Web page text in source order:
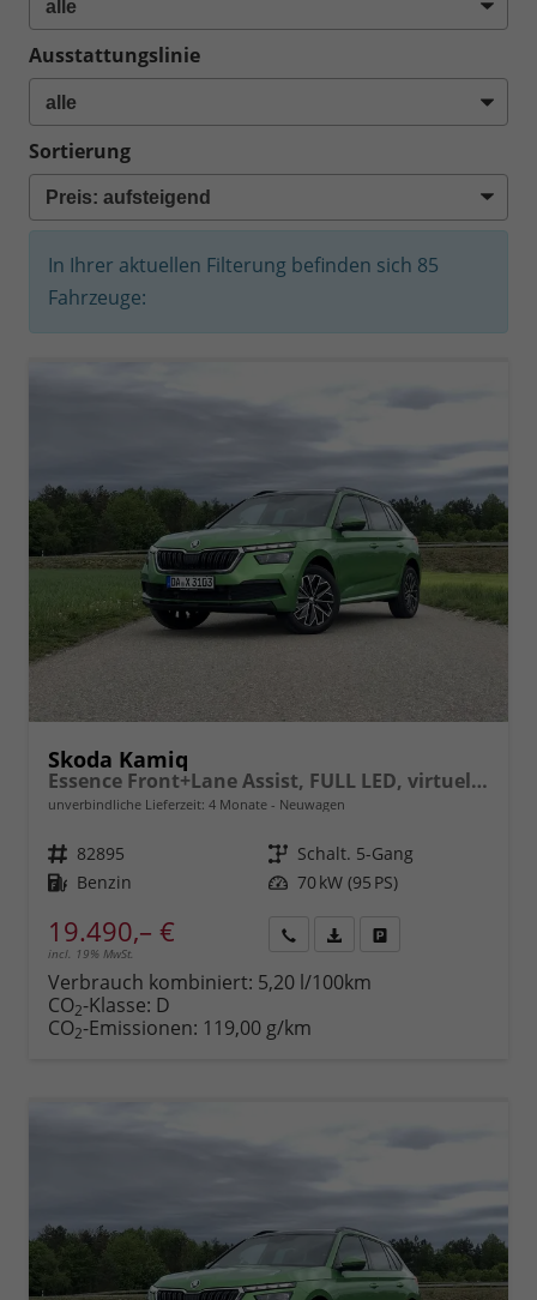
Ausstattungslinie
Sortierung
In Ihrer aktuellen Filterung befinden sich 85
Fahrzeuge:
Skoda Kamiq
Essence Front+Lane Assist, FULL LED, virtuelles Cockpit, , Klima, Parksensoren, ISOFIX, el. Fensterheber vorn uvm.
unverbindliche Lieferzeit: 4 Monate Neuwagen
Fahrzeugnr. 82895 Getriebe Schalt. 5-Gang
Kraftstoff Benzin Leistung 70 kW (95 PS)
19.490,– €
incl. 19% MwSt.
anfordern
Datei,
Verbrauch kombiniert: 5,20 l/100km
CO2-Klasse: D
CO2-Emissionen: 119,00 g/km